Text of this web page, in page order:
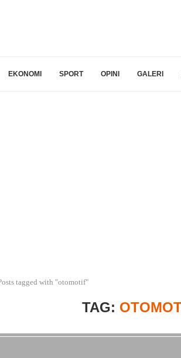
EKONOMI SPORT OPINI GALERI
tagged with "otomotif"
TAG: